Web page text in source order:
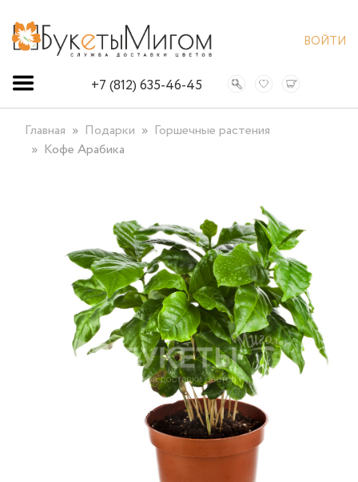
ВОЙТИ
+7 (812) 635-46-45
Главная Подарки
Горшечные растения
Кофе Арабика